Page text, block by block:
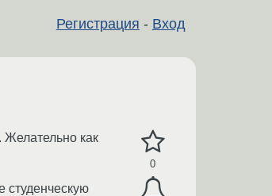
Регистрация - Вход
0
как
студенческую